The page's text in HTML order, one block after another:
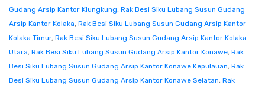
Gudang Arsip Kantor Klungkung, Rak Besi Siku Lubang Susun Gudang
Arsip Kantor Kolaka, Rak Besi Siku Lubang Susun Gudang Arsip Kantor
Kolaka Timur, Rak Besi Siku Lubang Susun Gudang Arsip Kantor Kolaka
Utara, Rak Besi Siku Lubang Susun Gudang Arsip Kantor Konawe, Rak
Besi Siku Lubang Susun Gudang Arsip Kantor Konawe Kepulauan, Rak
Besi Siku Lubang Susun Gudang Arsip Kantor Konawe Selatan, Rak